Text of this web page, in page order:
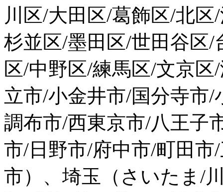
川区/大田区/葛飾区/北
杉並区/墨田区/世田谷区
区/中野区/練馬区/文京
立市/小金井市/国分寺市
調布市/西東京市/八王子
市/日野市/府中市/町田
市）、埼玉（さいたま/